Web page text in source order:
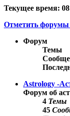
Текущее время: 08
Отметить форумы
Форум
Темы
Astrology -
Форум об
4 Темы
45